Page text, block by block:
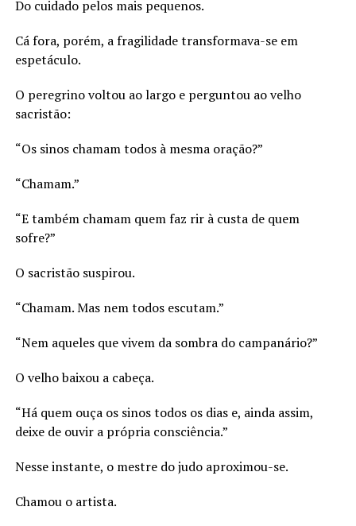
Do cuidado pelos mais pequenos.
Cá fora, porém, a fragilidade transformava-se em
espetáculo.
O peregrino voltou ao largo e perguntou ao velho
sacristão:
“Os sinos chamam todos à mesma oração?”
“Chamam.”
“E também chamam quem faz rir à custa de quem
sofre?”
O sacristão suspirou.
“Chamam. Mas nem todos escutam.”
“Nem aqueles que vivem da sombra do campanário?”
O velho baixou a cabeça.
“Há quem ouça os sinos todos os dias e, ainda assim,
deixe de ouvir a própria consciência.”
Nesse instante, o mestre do judo aproximou-se.
Chamou o artista.